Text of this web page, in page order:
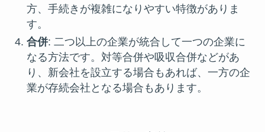
方、手続きが複雑になりやすい特徴がありま
す。
合併: 二つ以上の企業が統合して一つの企業に
なる方法です。対等合併や吸収合併などがあ
り、新会社を設立する場合もあれば、一方の企
業が存続会社となる場合もあります。